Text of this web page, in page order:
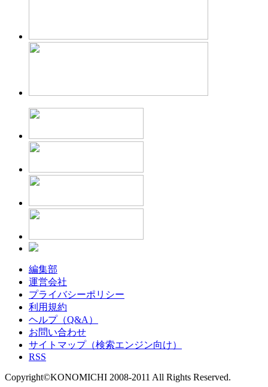
編集部
運営会社
プライバシーポリシー
利用規約
ヘルプ（Q&A）
お問い合わせ
サイトマップ（検索エンジン向け）
RSS
Copyright©KONOMICHI 2008-2011 All Rights Reserved.